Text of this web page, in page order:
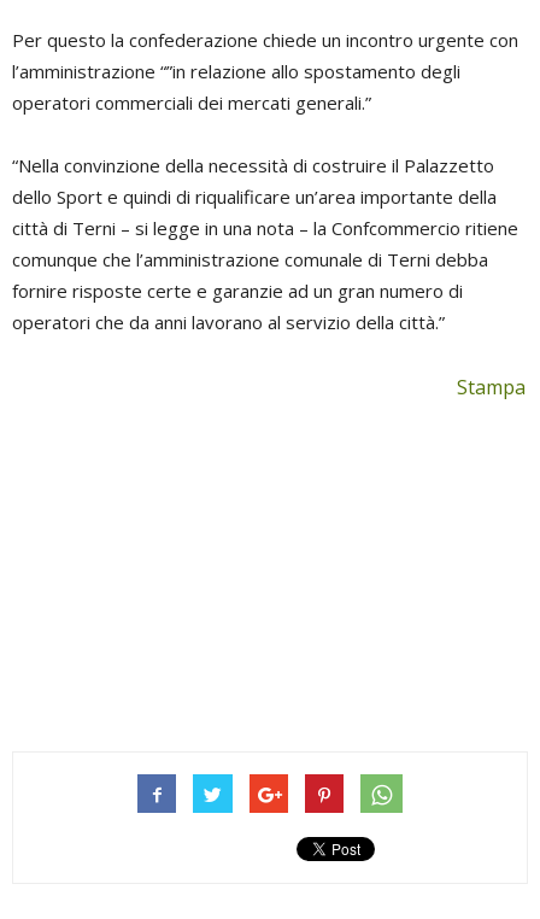
Per questo la confederazione chiede un incontro urgente con
l’amministrazione “”in relazione allo spostamento degli
operatori commerciali dei mercati generali.”
“Nella convinzione della necessità di costruire il Palazzetto
dello Sport e quindi di riqualificare un’area importante della
città di Terni – si legge in una nota – la Confcommercio ritiene
comunque che l’amministrazione comunale di Terni debba
fornire risposte certe e garanzie ad un gran numero di
operatori che da anni lavorano al servizio della città.”
Stampa